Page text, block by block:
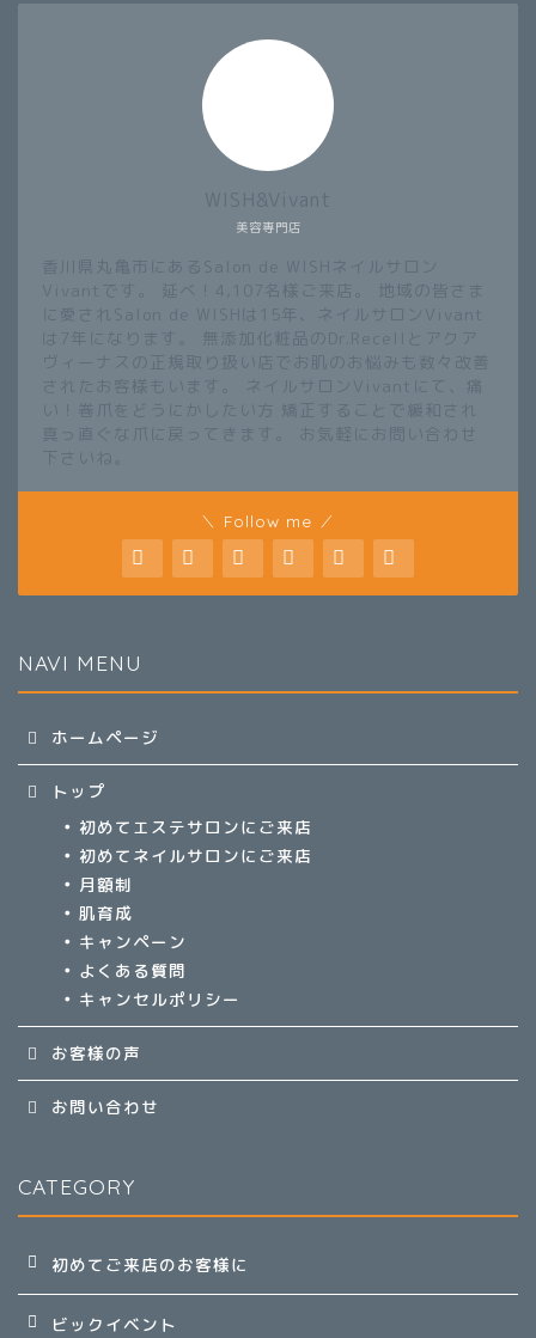
美容専門店
WISH&Vivant
香川県丸亀市にあるSalon de WISHネイルサロン
Vivantです。 延べ！4,107名様ご来店。 地域の皆さま
に愛されSalon de WISHは15年、ネイルサロンVivant
は7年になります。 無添加化粧品のDr.Recellとアクア
ヴィーナスの正規取り扱い店でお肌のお悩みも数々改善
されたお客様もいます。 ネイルサロンVivantにて、痛
い！巻爪をどうにかしたい方 矯正することで緩和され
真っ直ぐな爪に戻ってきます。 お気軽にお問い合わせ
下さいね。
＼ Follow me ／
NAVI MENU
ホームページ
トップ
初めてエステサロンにご来店
初めてネイルサロンにご来店
月額制
肌育成
キャンペーン
よくある質問
キャンセルポリシー
お客様の声
お問い合わせ
CATEGORY
初めてご来店のお客様に
ビックイベント